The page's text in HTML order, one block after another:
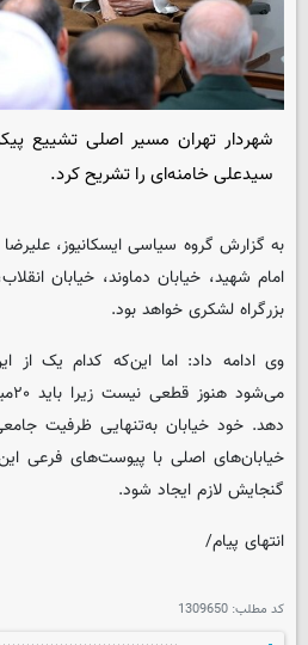
شهردار تهران مسیر اصلی تشییع
سیدعلی خامنه‌ای را تشریح کرد.
به گزارش گروه سیاسی ایسکانیوز،
امام شهید، خیابان دماوند، خیابان
بزرگراه لشکری خواهد بود.
وی ادامه داد: اما این‌که کدام یک از
دهد. خود خیابان به‌تنهایی ظرفیت
خیابان‌های اصلی با پیوست‌های فرعی
گنجایش لازم ایجاد شود.
انتهای پیام/
کد مطلب: 1309650